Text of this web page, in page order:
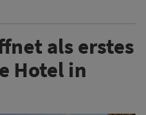
als erstes
Hotel in